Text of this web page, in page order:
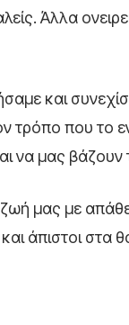
Άλλα
και
τρόπο που το
να μας βάζουν
μας με
άπιστοι στα